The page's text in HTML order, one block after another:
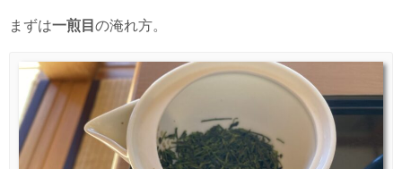
まずは一煎目 の淹れ方。